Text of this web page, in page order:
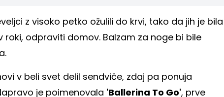
z visoko petko ožulili do krvi, tako da jih je bila
odpraviti domov. Balzam za noge bi bile
v beli svet delil sendviče, zdaj pa ponuja
je poimenovala 'Ballerina To Go', prve